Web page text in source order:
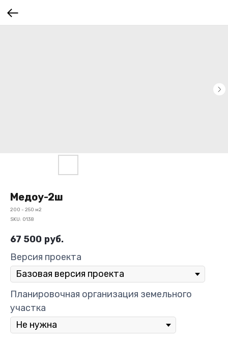
Медоу-2ш
200 - 250 м2
SKU: 0138
67 500 руб.
Версия проекта
Планировочная организация земельного
участка